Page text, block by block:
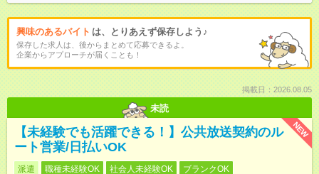
興味のあるバイト は、とりあえず保存しよう♪
保存した求人は、後からまとめて応募できるよ。
企業からアプローチが届くことも！
掲載日：2026.08.05
未読
NEW
【未経験でも活躍できる！】公共放送契約のル
ート営業/日払いOK
派遣 職種未経験OK 社会人未経験OK
ブランクOK